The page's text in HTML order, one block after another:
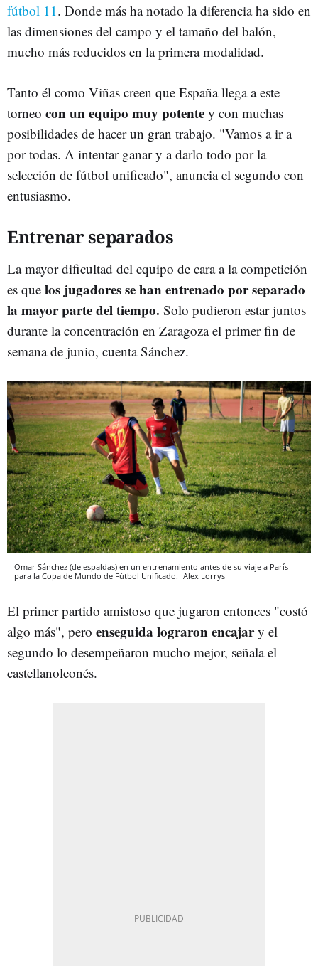
fútbol 11 . Donde más ha notado la diferencia ha sido en
las dimensiones del campo y el tamaño del balón,
mucho más reducidos en la primera modalidad.
Tanto él como Viñas creen que España llega a este
torneo con un equipo muy potente y con muchas
posibilidades de hacer un gran trabajo. "Vamos a ir a
por todas. A intentar ganar y a darlo todo por la
selección de fútbol unificado", anuncia el segundo con
entusiasmo.
Entrenar separados
La mayor dificultad del equipo de cara a la competición
es que los jugadores se han entrenado por separado
la mayor parte del tiempo. Solo pudieron estar juntos
durante la concentración en Zaragoza el primer fin de
semana de junio, cuenta Sánchez.
Omar Sánchez (de espaldas) en un entrenamiento antes de su viaje a París
para la Copa de Mundo de Fútbol Unificado. Alex Lorrys
El primer partido amistoso que jugaron entonces "costó
algo más", pero enseguida lograron encajary el
segundo lo desempeñaron mucho mejor, señala el
castellanoleonés.